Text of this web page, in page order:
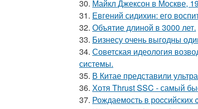
30. Майкл Джексон в Москве,
31. Евгений сидихин: его
32. Объятие длиной в 3000 лет.
33. Бизнесу очень выгодны
34. Советская идеология
системы.
35. В Китае представили
36. Хотя Thrust SSC - самый
37. Рождаемость в роcсийских